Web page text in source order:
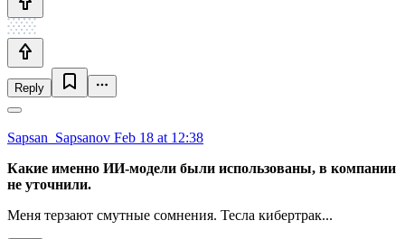
Reply
Sapsan_Sapsanov Feb 18 at 12:38
Какие именно ИИ-модели были использованы, в компании
не уточнили.
Меня терзают смутные сомнения. Тесла кибертрак...